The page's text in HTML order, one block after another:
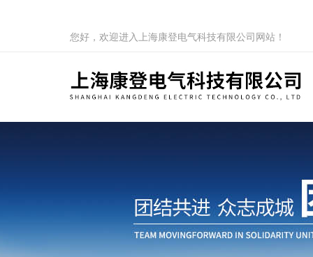
您好，欢迎进入上海康登电气科技有限公司网站！